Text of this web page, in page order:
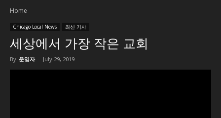
Home
Chicago Local News 최신 기사
세상에서 가장 작은 교회
By 운영자 - July 29, 2019